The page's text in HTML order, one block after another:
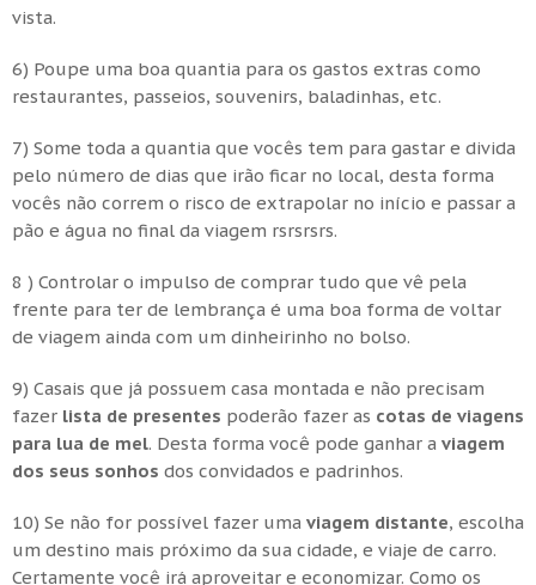
vista.
6) Poupe uma boa quantia para os gastos extras como
restaurantes, passeios, souvenirs, baladinhas, etc.
7) Some toda a quantia que vocês tem para gastar e divida
pelo número de dias que irão ficar no local, desta forma
vocês não correm o risco de extrapolar no início e passar a
pão e água no final da viagem rsrsrsrs.
8 ) Controlar o impulso de comprar tudo que vê pela
frente para ter de lembrança é uma boa forma de voltar
de viagem ainda com um dinheirinho no bolso.
9) Casais que já possuem casa montada e não precisam
fazer lista de presentes poderão fazer as cotas de viagens
para lua de mel. Desta forma você pode ganhar a viagem
dos seus sonhos dos convidados e padrinhos.
10) Se não for possível fazer uma viagem distante, escolha
um destino mais próximo da sua cidade, e viaje de carro.
Certamente você irá aproveitar e economizar. Como os